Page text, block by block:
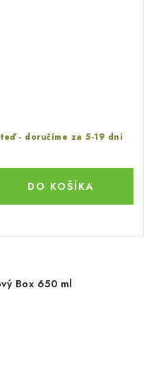
- doručíme za 5-19 dní
DO KOŠÍKA
Box 650 ml